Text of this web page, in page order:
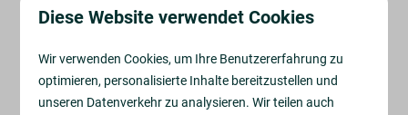
In Parknähe: 29km
Diese Website verwendet Cookies
Wir verwenden Cookies, um Ihre Benutzererfahrung zu
optimieren, personalisierte Inhalte bereitzustellen und
unseren Datenverkehr zu analysieren. Wir teilen auch